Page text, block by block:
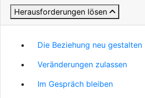
Herausforderungen lösen
Die Beziehung neu gestalten
Veränderungen zulassen
Im Gespräch bleiben